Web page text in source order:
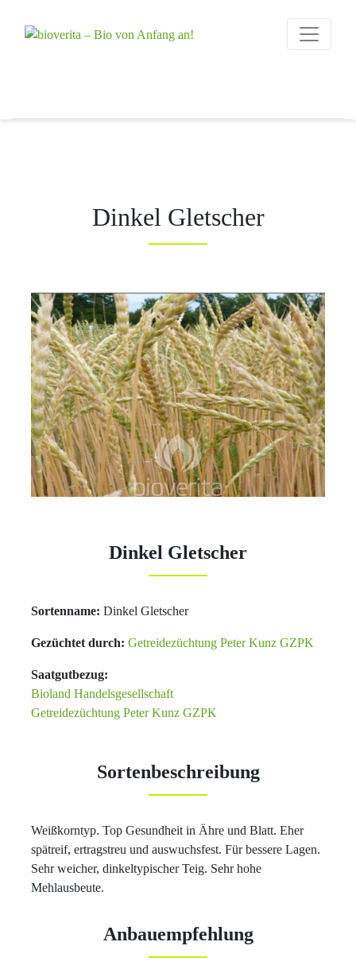
Von der Züchtung
Dinkel Gletscher
Dinkel Gletscher
Sortenname: Dinkel Gletscher
Gezüchtet durch: Getreidezüchtung Peter Kunz GZPK
Saatgutbezug:
Bioland Handelsgesellschaft
Getreidezüchtung Peter Kunz GZPK
Sortenbeschreibung
Weißkorntyp. Top Gesundheit in Ähre und Blatt. Eher
spätreif, ertragstreu und auswuchsfest. Für bessere Lagen.
Sehr weicher, dinkeltypischer Teig. Sehr hohe
Mehlausbeute.
Anbauempfehlung